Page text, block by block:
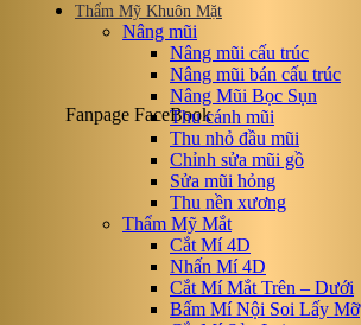
Fanpage FaceBook
Thẩm Mỹ Khuôn Mặt
Nâng mũi
Nâng mũi cấu trúc
Nâng mũi bán cấu trúc
Nâng Mũi Bọc Sụn
Thu cánh mũi
Thu nhỏ đầu mũi
Chỉnh sửa mũi gồ
Sửa mũi hỏng
Thu nền xương
Thẩm Mỹ Mắt
Cắt Mí 4D
Nhấn Mí 4D
Cắt Mí Mắt Trên – Dưới
Bấm Mí Nội Soi Lấy Mỡ